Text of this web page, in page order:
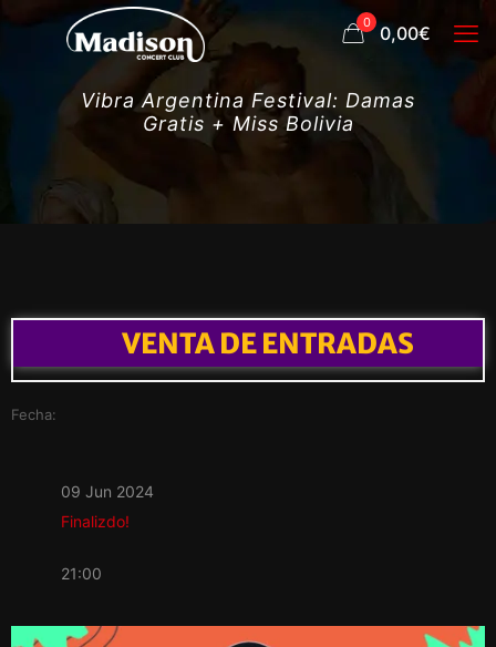
0 0,00€
Vibra Argentina Festival: Damas
Gratis + Miss Bolivia
VENTA DE ENTRADAS
Fecha:
09 Jun 2024
Finalizdo!
21:00